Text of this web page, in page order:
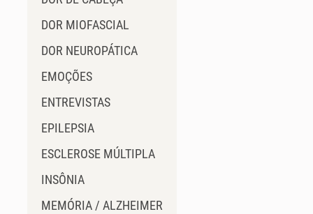
DOR MIOFASCIAL
DOR NEUROPÁTICA
EMOÇÕES
ENTREVISTAS
EPILEPSIA
ESCLEROSE MÚLTIPLA
INSÔNIA
MEMÓRIA / ALZHEIMER